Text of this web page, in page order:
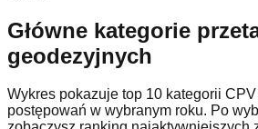
Główne kategorie
geodezyjnych
Wykres pokazuje top 10 kategorii
postępowań w wybranym roku. Po